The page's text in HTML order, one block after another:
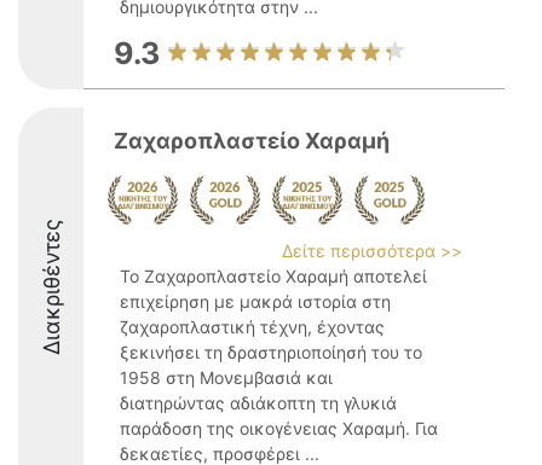
δημιουργικότητα στην ...
9.3
Διακριθέντες
Ζαχαροπλαστείο Χαραμή
Δείτε περισσότερα >>
Το Ζαχαροπλαστείο Χαραμή αποτελεί
επιχείρηση με μακρά ιστορία στη
ζαχαροπλαστική τέχνη, έχοντας
ξεκινήσει τη δραστηριοποίησή του το
1958 στη Μονεμβασιά και
διατηρώντας αδιάκοπτη τη γλυκιά
παράδοση της οικογένειας Χαραμή. Για
δεκαετίες, προσφέρει ...